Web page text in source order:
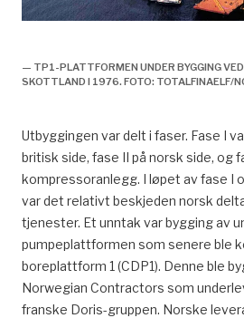
— TP1-PLATTFORMEN UNDER BYGGING
SKOTTLAND I 1976. FOTO: TOTALFINAELF/
Utbyggingen var delt i faser. Fase I
britisk side, fase II på norsk side, og
kompressoranlegg. I løpet av fase I
var det relativt beskjeden norsk
tjenester. Et unntak var bygging av
pumpeplattformen som senere ble
boreplattform 1 (CDP1). Denne ble
Norwegian Contractors som
franske Doris-gruppen. Norske